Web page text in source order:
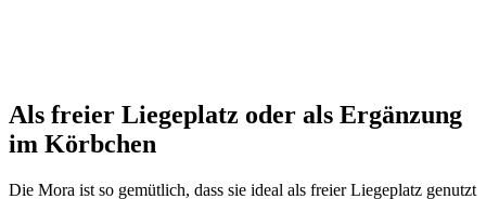
Als freier Liegeplatz oder als Ergänzung
im Körbchen
Die Mora ist so gemütlich, dass sie ideal als freier Liegeplatz genutzt